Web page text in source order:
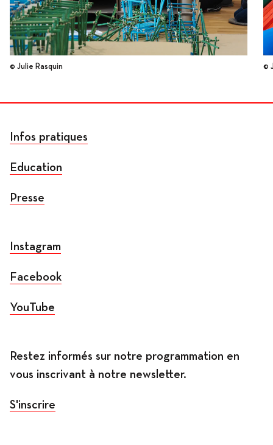
© Julie Rasquin ©
Infos pratiques
Education
Presse
Instagram
Facebook
YouTube
Restez informés sur notre programmation en
vous inscrivant à notre newsletter.
S'inscrire